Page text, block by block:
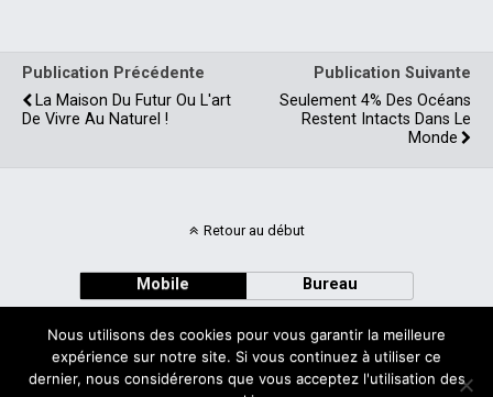
Publication Précédente
La Maison Du Futur Ou L'art
De Vivre Au Naturel !
Publication Suivante
Seulement 4% Des Océans
Restent Intacts Dans Le
Monde
Retour au début
Mobile Bureau
Nous utilisons des cookies pour vous garantir la meilleure
expérience sur notre site. Si vous continuez à utiliser ce
dernier, nous considérerons que vous acceptez l'utilisation des